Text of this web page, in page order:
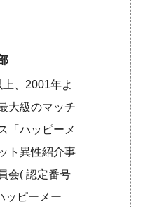
、2001年よ
大級のマッチ
「ハッピーメ
ト異性紹介事
会( 認定番号
ッピーメー